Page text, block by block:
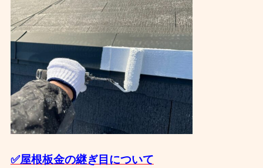
✅屋根板金の継ぎ目について